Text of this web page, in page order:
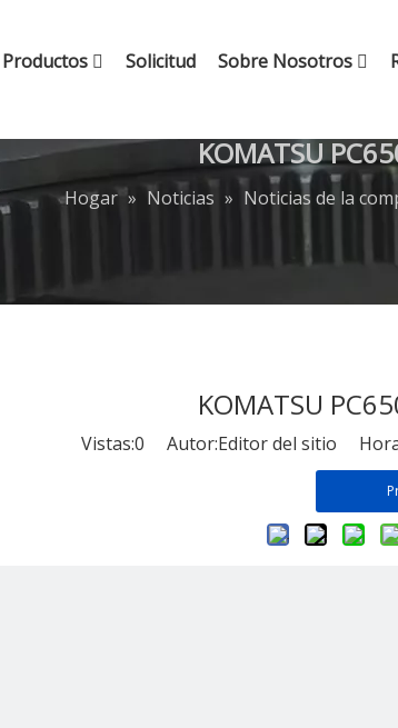
Productos Solicitud Sobre Nosotros
KOMATSU
Hogar » Noticias » Noticias de la
KOMATSU
Vistas:0 Autor:Editor del sitio